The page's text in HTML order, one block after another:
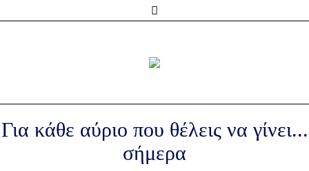
Για κάθε αύριο που θέλεις να γίνει...
σήμερα